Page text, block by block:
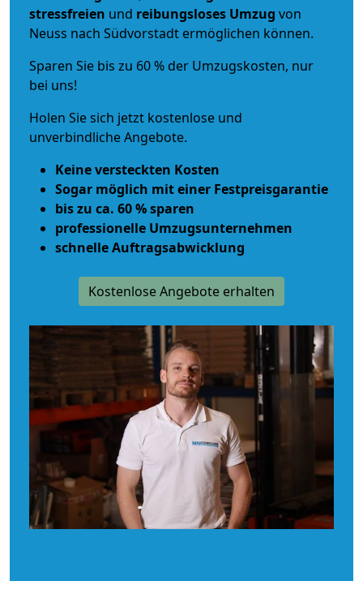
stressfreien und reibungsloses Umzug von
Neuss nach Südvorstadt ermöglichen können.
Sparen Sie bis zu 60 % der Umzugskosten, nur
bei uns!
Holen Sie sich jetzt kostenlose und
unverbindliche Angebote.
Keine versteckten Kosten
Sogar möglich mit einer Festpreisgarantie
bis zu ca. 60 % sparen
professionelle Umzugsunternehmen
schnelle Auftragsabwicklung
Kostenlose Angebote erhalten